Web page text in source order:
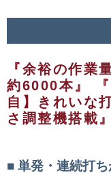
『余裕の作
約6000本』
自】きれいな
さ調整機搭載』
単発・連続打